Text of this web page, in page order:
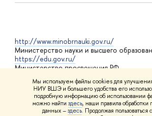
Мы используем файлы cookies для
НИУ ВШЭ и большего удобства его
подробную информацию об использовании
можно найти здесь, наши правила обработки
данных –здесь. Продолжая пользоваться
http://www.minobrnauki.gov.ru/
Министерство науки и высшего
https://edu.gov.ru/
Министерство просвещения РФ
Массовые открытые онлайн-курсы
© НИУ ВШЭ 1993–2026 Адреса и контакты